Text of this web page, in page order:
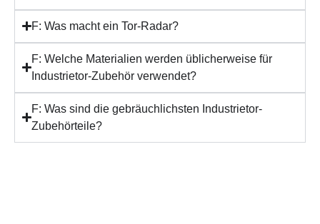
F: Was macht ein Tor-Radar?
F: Welche Materialien werden üblicherweise für
Industrietor-Zubehör verwendet?
F: Was sind die gebräuchlichsten Industrietor-
Zubehörteile?